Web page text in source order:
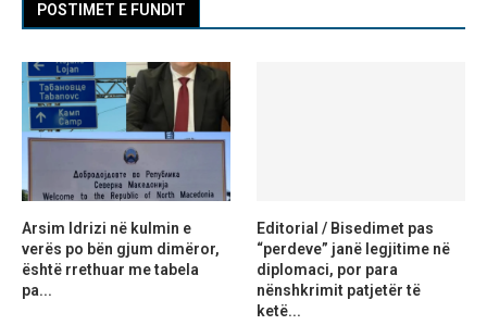
POSTIMET E FUNDIT
Arsim Idrizi në kulmin e
verës po bën gjum dimëror,
është rrethuar me tabela
pa...
Editorial / Bisedimet pas
“perdeve” janë legjitime në
diplomaci, por para
nënshkrimit patjetër të
ketë...